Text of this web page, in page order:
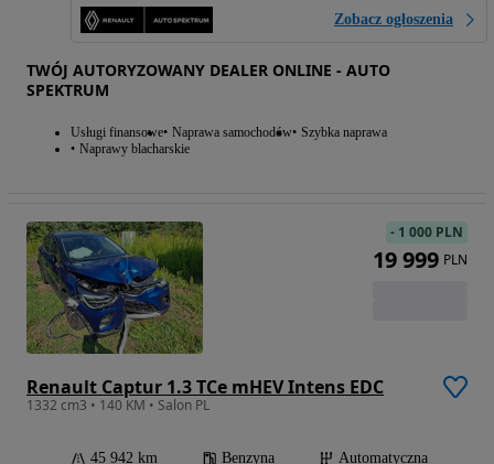
Zobacz ogłoszenia
TWÓJ AUTORYZOWANY DEALER ONLINE - AUTO
SPEKTRUM
Usługi finansowe Naprawa samochodów Szybka naprawa
Naprawy blacharskie
Renault Captur 1.3 TCe mHEV Intens EDC
1332 cm3 • 140 KM • Salon PL
45 942 km Benzyna
Automatyczna
- 1 000 PLN
19 999 PLN